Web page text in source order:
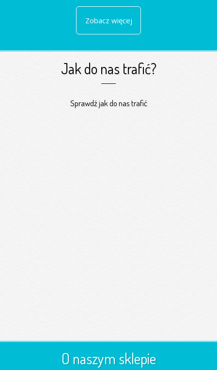
Zobacz więcej
Jak do nas trafić?
Sprawdź jak do nas trafić
O naszym sklepie